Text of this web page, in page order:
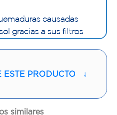
causadas
gracias a sus filtros
Sunbalance.
PRODUCTO ↓
similares